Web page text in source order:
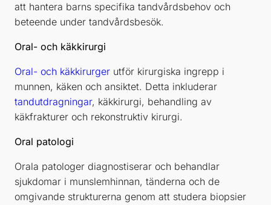
att hantera barns specifika tandvårdsbehov och
beteende under tandvårdsbesök.
Oral- och käkkirurgi
Oral- och käkkirurger utför kirurgiska ingrepp i
munnen, käken och ansiktet. Detta inkluderar
tandutdragningar, käkkirurgi, behandling av
käkfrakturer och rekonstruktiv kirurgi.
Oral patologi
Orala patologer diagnostiserar och behandlar
sjukdomar i munslemhinnan, tänderna och de
omgivande strukturerna genom att studera biopsier